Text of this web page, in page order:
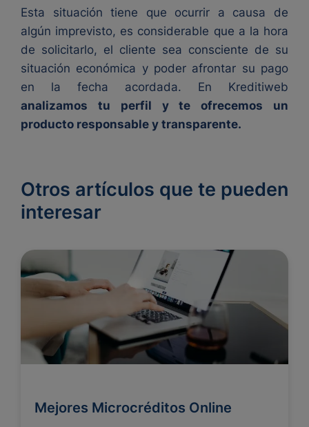
Esta situación tiene que ocurrir a causa de
algún imprevisto, es considerable que a la hora
de solicitarlo, el cliente sea consciente de su
situación económica y poder afrontar su pago
en la fecha acordada. En Kreditiweb
analizamos tu perfil y te ofrecemos un
producto responsable y transparente.
Otros artículos que te pueden
interesar
Mejores Microcréditos Online